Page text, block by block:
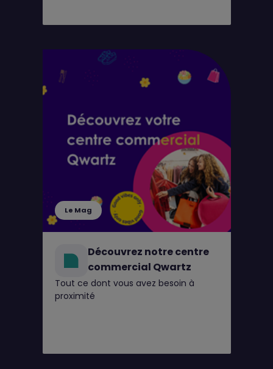
Le Mag
Découvrez notre centre
commercial Qwartz
Tout ce dont vous avez besoin à
proximité